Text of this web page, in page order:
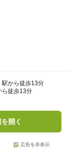
駅から徒歩13分
ら徒歩13分
開く
広告を非表示